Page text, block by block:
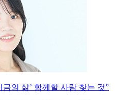
금의 삶’ 함께할 사람 찾는 것”